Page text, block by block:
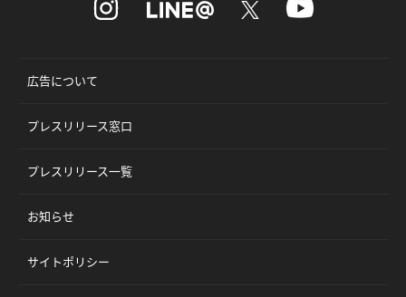
広告について
プレスリリース窓口
プレスリリース一覧
お知らせ
サイトポリシー